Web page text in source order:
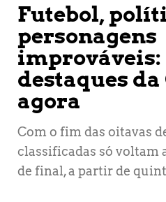
Futebol,
personagens
improváveis:
destaques da
agora
Com o fim das oitavas
classificadas só voltam
de final, a partir de